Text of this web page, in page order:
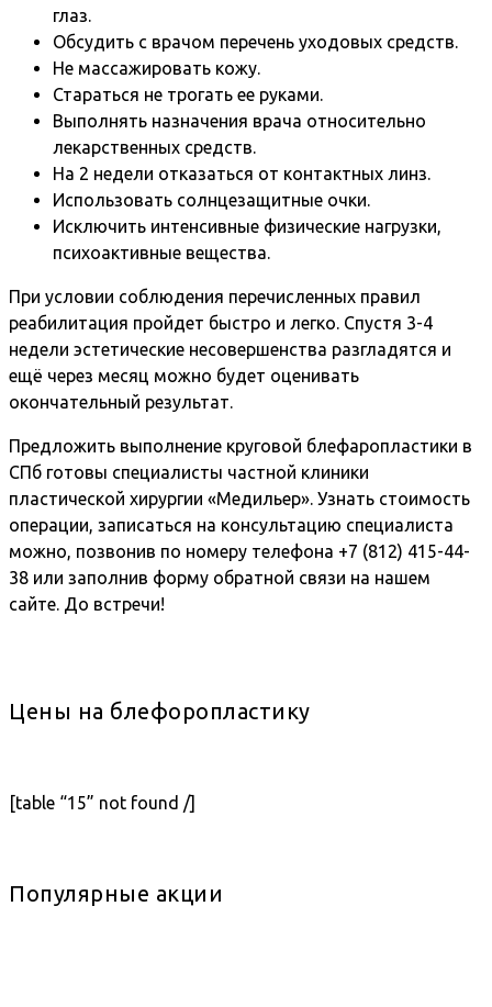
глаз.
Обсудить с врачом перечень уходовых средств.
Не массажировать кожу.
Стараться не трогать ее руками.
Выполнять назначения врача относительно
лекарственных средств.
На 2 недели отказаться от контактных линз.
Использовать солнцезащитные очки.
Исключить интенсивные физические нагрузки,
психоактивные вещества.
При условии соблюдения перечисленных правил
реабилитация пройдет быстро и легко. Спустя 3-4
недели эстетические несовершенства разгладятся и
ещё через месяц можно будет оценивать
окончательный результат.
Предложить выполнение круговой блефаропластики в
СПб готовы специалисты частной клиники
пластической хирургии «Медильер». Узнать стоимость
операции, записаться на консультацию специалиста
можно, позвонив по номеру телефона +7 (812) 415-44-
38 или заполнив форму обратной связи на нашем
сайте. До встречи!
Цены на блефоропластику
[table “15” not found /]
Популярные акции